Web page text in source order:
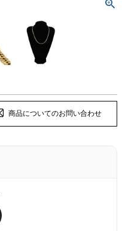
商品についてのお問い合わせ